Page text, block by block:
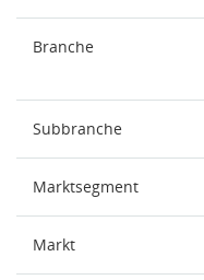
Branche
Subbranche
Marktsegment
Markt